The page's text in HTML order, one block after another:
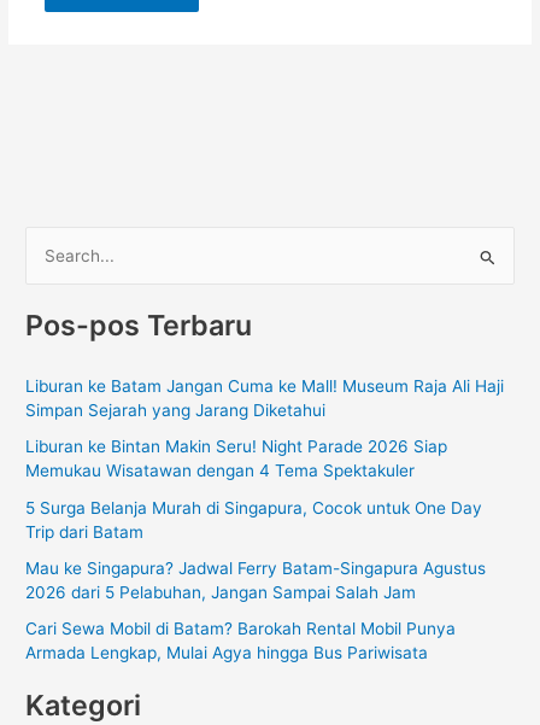
r
u
n
t
Pos-pos Terbaru
Liburan ke Batam Jangan Cuma ke Mall! Museum Raja Ali Haji
Simpan Sejarah yang Jarang Diketahui
Liburan ke Bintan Makin Seru! Night Parade 2026 Siap
Memukau Wisatawan dengan 4 Tema Spektakuler
5 Surga Belanja Murah di Singapura, Cocok untuk One Day
Trip dari Batam
Mau ke Singapura? Jadwal Ferry Batam-Singapura Agustus
2026 dari 5 Pelabuhan, Jangan Sampai Salah Jam
Cari Sewa Mobil di Batam? Barokah Rental Mobil Punya
Armada Lengkap, Mulai Agya hingga Bus Pariwisata
Kategori